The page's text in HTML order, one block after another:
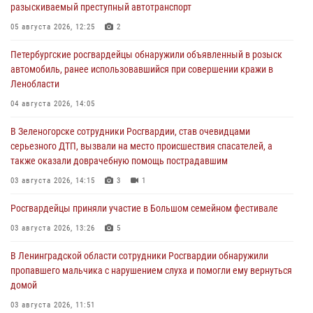
разыскиваемый преступный автотранспорт
05 августа 2026, 12:25 2
Петербургские росгвардейцы обнаружили объявленный в розыск
автомобиль, ранее использовавшийся при совершении кражи в
Ленобласти
04 августа 2026, 14:05
В Зеленогорске сотрудники Росгвардии, став очевидцами
серьезного ДТП, вызвали на место происшествия спасателей, а
также оказали доврачебную помощь пострадавшим
03 августа 2026, 14:15 3 1
Росгвардейцы приняли участие в Большом семейном фестивале
03 августа 2026, 13:26 5
В Ленинградской области сотрудники Росгвардии обнаружили
пропавшего мальчика с нарушением слуха и помогли ему вернуться
домой
03 августа 2026, 11:51